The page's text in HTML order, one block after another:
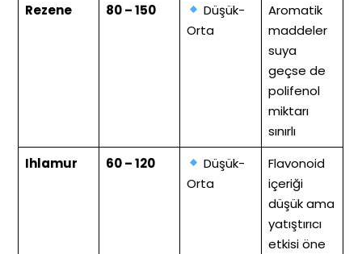
Rezene
80 – 150
Düşük-
Orta
Aromatik
maddeler
suya
geçse de
polifenol
miktarı
sınırlı
Ihlamur
60 – 120
Düşük-
Orta
Flavonoid
içeriği
düşük ama
yatıştırıcı
etkisi öne